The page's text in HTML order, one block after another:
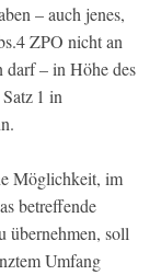
– auch jenes,
ZPO nicht an
darf – in Höhe des
1 in
Möglichkeit, im
betreffende
übernehmen, soll
Umfang